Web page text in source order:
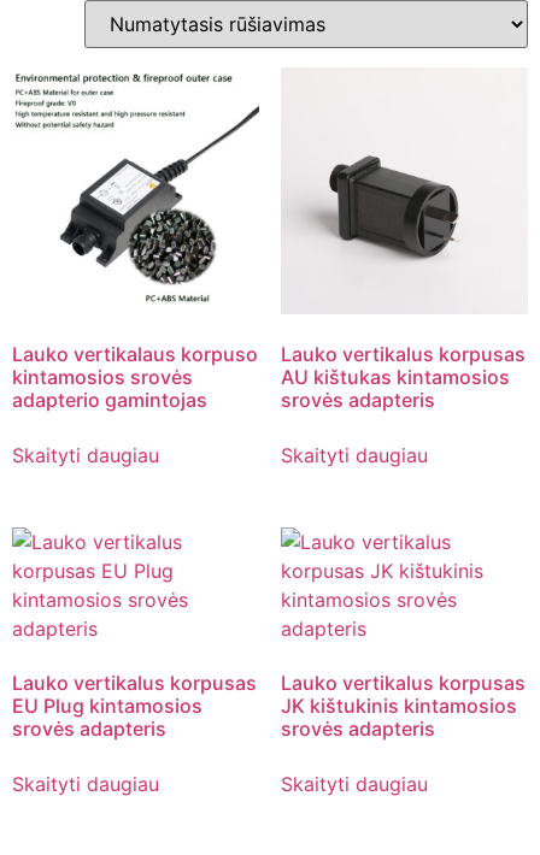
Lauko vertikalaus korpuso
kintamosios srovės
adapterio gamintojas
Skaityti daugiau
Lauko vertikalus korpusas
AU kištukas kintamosios
srovės adapteris
Skaityti daugiau
Lauko vertikalus korpusas
EU Plug kintamosios
srovės adapteris
Skaityti daugiau
Lauko vertikalus korpusas
JK kištukinis kintamosios
srovės adapteris
Skaityti daugiau